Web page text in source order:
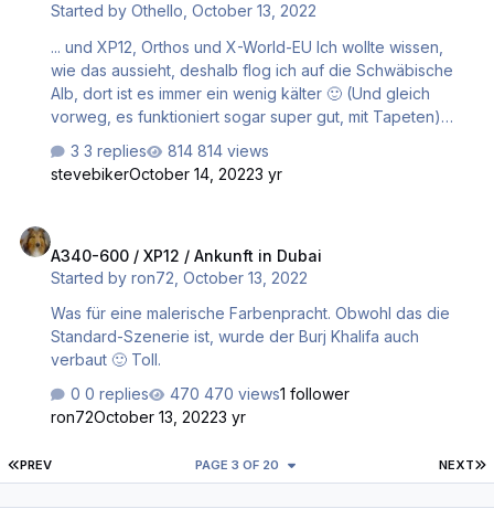
Started byOthello,October 13, 2022
... und XP12, Orthos und X-World-EU Ich wollte wissen,
wie das aussieht, deshalb flog ich auf die Schwäbische
Alb, dort ist es immer ein wenig kälter 🙂 (Und gleich
vorweg, es funktioniert sogar super gut, mit Tapeten)
man einen Wanderplan eingeben kann, dann lehnt man
sich zurück und genießt die Landschaft. Macht der
3 replies
814 views
stevebikerOctober 14, 20223 yr
A340-600 / XP12 / Ankunft in Dubai
Started byron72 ,October 13, 2022
Was für eine malerische Farbenpracht. Obwohl das die
Standard-Szenerie ist, wurde der Burj Khalifa auch
verbaut 🙂 Toll.
0 replies
470 views1 follower
ron72October 13, 20223 yr
FIRST PAGE
PREV NEXT
PAGE 3 OF 20